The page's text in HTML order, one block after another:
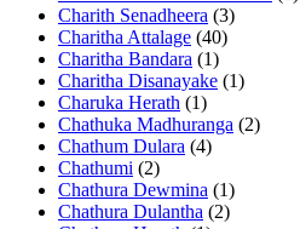
Charith Senadheera (3)
Charitha Attalage (40)
Charitha Bandara (1)
Charitha Disanayake (1)
Charuka Herath (1)
Chathuka Madhuranga (2)
Chathum Dulara (4)
Chathumi (2)
Chathura Dewmina (1)
Chathura Dulantha (2)